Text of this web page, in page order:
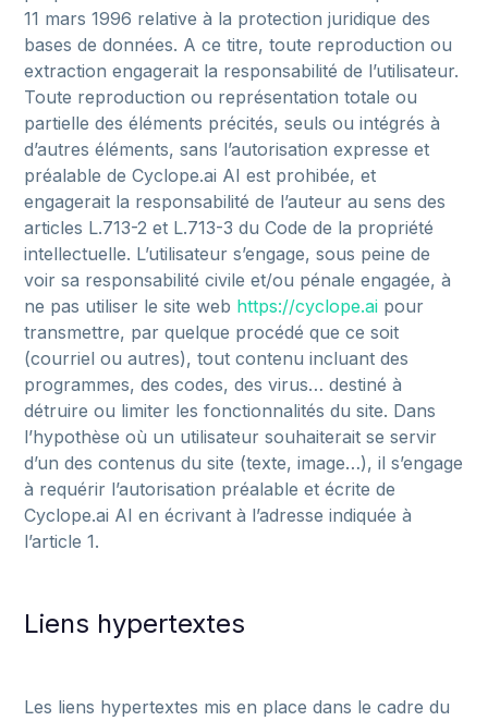
11 mars1996 relativeà la protectionjuridiquedes
basesdedonnées. Acetitre,toute reproductionou
extractionengagerait la responsabilitéde l’utilisateur.
Toute reproductionou représentationtotaleou
partielledeséléments précités,seulsouintégrésà
d’autreséléments,sans l’autorisationexpresseet
préalabledeCyclope.ai AIest prohibée,et
engagerait la responsabilitéde l’auteurausensdes
articles L.713-2et L.713-3duCodede la propriété
intellectuelle. L’utilisateurs’engage,sous peinede
voirsa responsabilitécivileet/ou pénaleengagée,à
ne pas utiliser lesiteweb https://cyclope.ai pour
transmettre, parquelque procédéquecesoit
(courrielouautres),toutcontenuincluantdes
programmes,descodes,desvirus…destinéà
détruireou limiter lesfonctionnalitésdusite. Dans
l’hypothèseoù un utilisateursouhaiteraitseservir
d’undescontenusdusite (texte,image…),ils’engage
à requérir l’autorisation préalableetécritede
Cyclope.ai AIenécrivantà l’adresseindiquéeà
l’article1.
Liens hypertextes
Les liens hypertextes misen placedans lecadredu